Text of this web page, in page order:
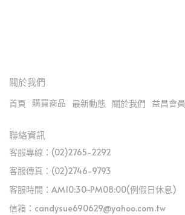
關於我們
首頁 購買商品 最新動態 關於我們 益昌會員
聯絡資訊
客服專線：(02)2765-2292
客服傳真：(02)2746-9793
客服時間：AM10:30~PM08:00(例假日休息)
信箱：candysue690629@yahoo.com.tw